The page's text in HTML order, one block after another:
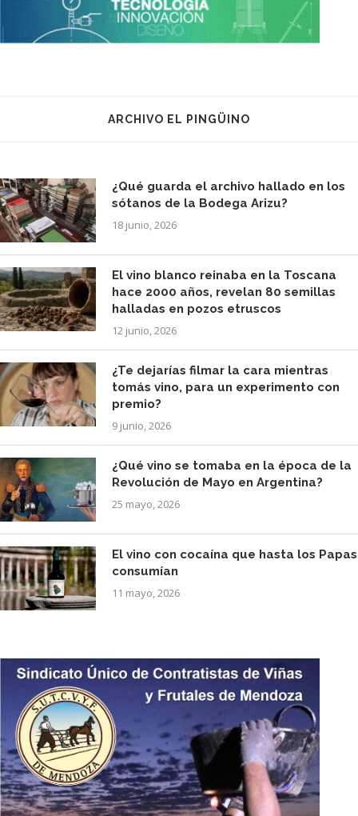
ARCHIVO EL PINGÜINO
¿Qué guarda el archivo hallado en los
sótanos de la Bodega Arizu?
18 junio, 2026
El vino blanco reinaba en la Toscana
hace 2000 años, revelan 80 semillas
halladas en pozos etruscos
12 junio, 2026
¿Te dejarías filmar la cara mientras
tomás vino, para un experimento con
premio?
9 junio, 2026
¿Qué vino se tomaba en la época de la
Revolución de Mayo en Argentina?
25 mayo, 2026
El vino con cocaína que hasta los Papas
consumían
11 mayo, 2026